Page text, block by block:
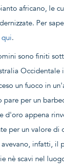
africano, le
Per
.
sono finiti
Occidentale
un fuoco in
pare per un
d'oro appena
per un valore di
infatti, il
nè scavi nel